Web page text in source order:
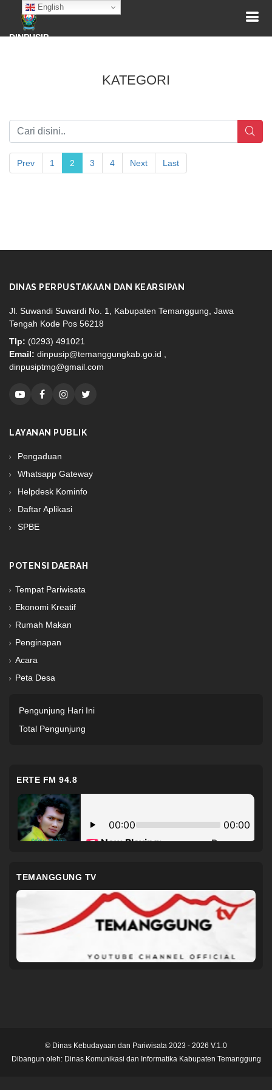
English
DINPUSIP
KATEGORI
Prev 1 2 3 4 Next Last
DINAS PERPUSTAKAAN DAN KEARSIPAN
Jl. Suwandi Suwardi No. 1, Kabupaten Temanggung, Jawa
Tengah Kode Pos 56218
Tlp: (0293) 491021
Email: dinpusip@temanggungkab.go.id ,
dinpusiptmg@gmail.com
LAYANAN PUBLIK
Pengaduan
Whatsapp Gateway
Helpdesk Kominfo
Daftar Aplikasi
SPBE
POTENSI DAERAH
Tempat Pariwisata
Ekonomi Kreatif
Rumah Makan
Penginapan
Acara
Peta Desa
Pengunjung Hari Ini
Total Pengunjung
ERTE FM 94.8
TEMANGGUNG TV
© Dinas Kebudayaan dan Pariwisata 2023 - 2026 V.1.0
Dibangun oleh: Dinas Komunikasi dan Informatika Kabupaten Temanggung